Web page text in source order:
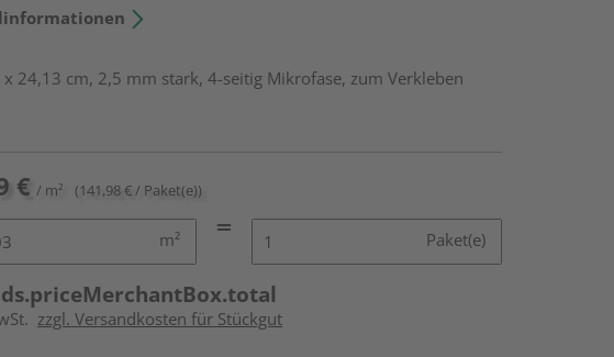
x 24,13 cm, 2,5 mm stark, 4-seitig Mikrofase, zum Verkleben
€ / m² (141,98 € / Paket(e))
m² Paket(e)
zzgl. Versandkosten für Stückgut